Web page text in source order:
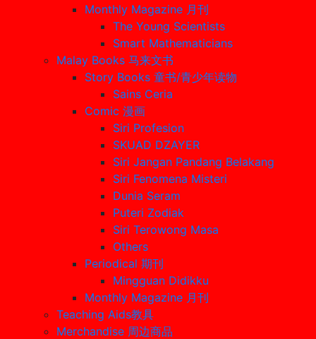
Monthly Magazine 月刊
The Young Scientists
Smart Mathematicians
Malay Books 马来文书
Story Books 童书/青少年读物
Sains Ceria
Comic 漫画
Siri Profesion
SKUAD DZAYER
Siri Jangan Pandang Belakang
Siri Fenomena Misteri
Dunia Seram
Puteri Zodiak
Siri Terowong Masa
Others
Periodical 期刊
Mingguan Didikku
Monthly Magazine 月刊
Teaching Aids教具
Merchandise 周边商品